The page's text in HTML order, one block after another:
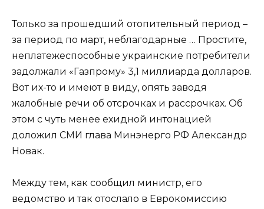
Только за прошедший отопительный период –
за период по март, неблагодарные … Простите,
неплатежеспособные украинские потребители
задолжали «Газпрому» 3,1 миллиарда долларов.
Вот их-то и имеют в виду, опять заводя
жалобные речи об отсрочках и рассрочках. Об
этом с чуть менее ехидной интонацией
доложил СМИ глава Минэнерго РФ Александр
Новак.
Между тем, как сообщил министр, его
ведомство и так отослало в Еврокомиссию